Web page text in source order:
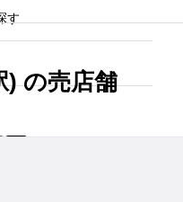
す
) の売店舗